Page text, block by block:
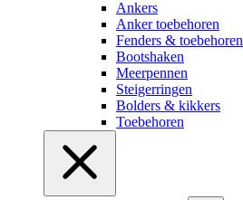
Ankers
Anker toebehoren
Fenders & toebehoren
Bootshaken
Meerpennen
Steigerringen
Bolders & kikkers
Toebehoren